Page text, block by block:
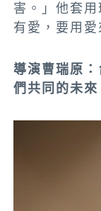
害。」他套
有愛，要用愛
導演曹瑞原
們共同的未來